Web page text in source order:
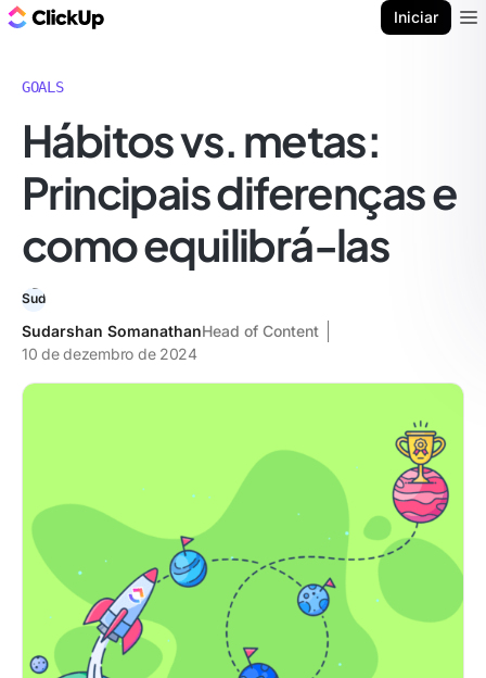
Iniciar
GOALS
Hábitos vs. metas:
Principais diferenças e
como equilibrá-las
Sudarshan SomanathanHead of Content
10 de dezembro de 2024